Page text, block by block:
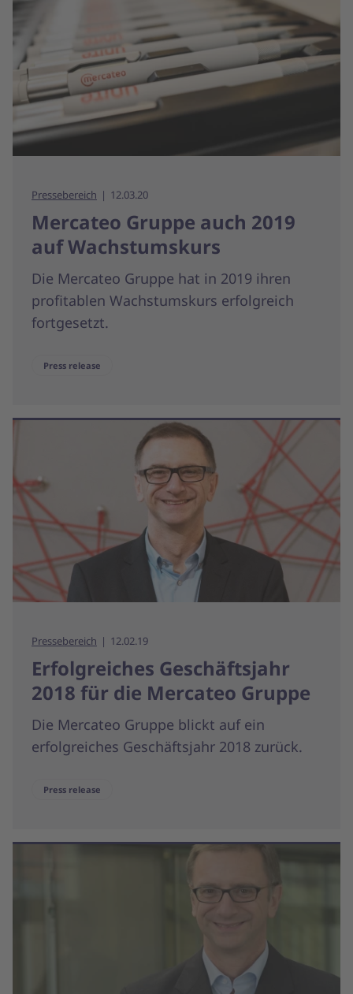
Pressebereich 12.03.20
Mercateo Gruppe auch 2019
auf Wachstumskurs
Die Mercateo Gruppe hat in 2019 ihren
profitablen Wachstumskurs erfolgreich
fortgesetzt.
Press release
Pressebereich 12.02.19
Erfolgreiches Geschäftsjahr
2018 für die Mercateo Gruppe
Die Mercateo Gruppe blickt auf ein
erfolgreiches Geschäftsjahr 2018 zurück.
Press release